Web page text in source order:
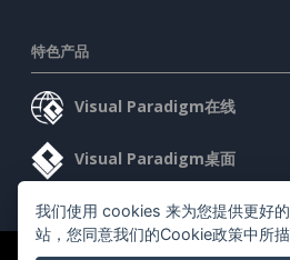
特色产品
Visual Paradigm在线
Visual Paradigm桌面
我们使用 cookies 来为您提供更好
站，您同意我们的Cookie政策中所